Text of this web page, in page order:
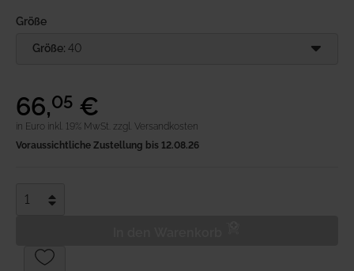
Größe
Größe: 40
66,05 €
in Euro inkl. 19% MwSt. zzgl. Versandkosten
Voraussichtliche Zustellung bis 12.08.26